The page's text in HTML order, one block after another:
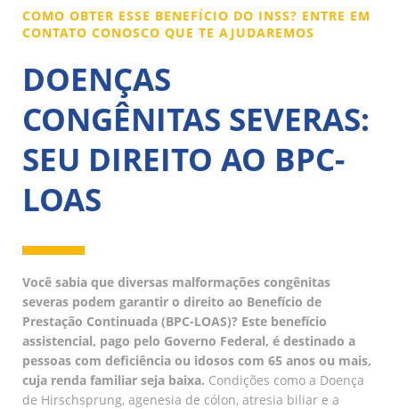
COMO OBTER ESSE BENEFÍCIO DO INSS? ENTRE EM
CONTATO CONOSCO QUE TE AJUDAREMOS
DOENÇAS
CONGÊNITAS SEVERAS:
SEU DIREITO AO BPC-
LOAS
Você sabia que diversas malformações congênitas
severas podem garantir o direito ao Benefício de
Prestação Continuada (BPC-LOAS)? Este benefício
assistencial, pago pelo Governo Federal, é destinado a
pessoas com deficiência ou idosos com 65 anos ou mais,
cuja renda familiar seja baixa. Condições como a Doença
de Hirschsprung, agenesia de cólon, atresia biliar e a